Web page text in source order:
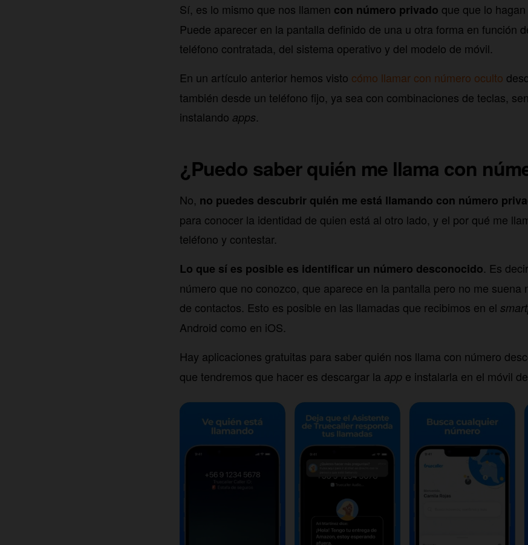
Sí, es lo mismo que nos llamen con número privado que que lo hagan
Puede aparecer en la pantalla definido de una u otra forma en función
teléfono contratada, del sistema operativo y del modelo de móvil.
En un artículo anterior hemos visto cómo llamar con número oculto
también desde un teléfono fijo, ya sea con combinaciones de teclas,
instalando apps.
¿Puedo saber quién me llama con
No, no puedes descubrir quién me está llamando con número
para conocer la identidad de quien está al otro lado, y el por qué me
teléfono y contestar.
Lo que sí es posible es identificar un número desconocido. Es
número que no conozco, que aparece en la pantalla pero no me suena
de contactos. Esto es posible en las llamadas que recibimos en el
Android como en iOS.
Hay aplicaciones gratuitas para saber quién nos llama con número
que tendremos que hacer es descargar la app e instalarla en el móvil